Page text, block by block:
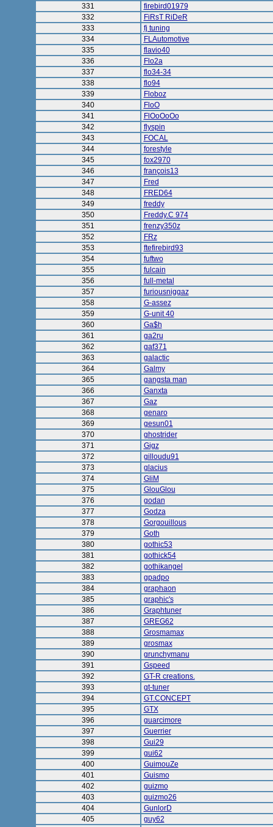
331
firebird01979
332
FiRsT RiDeR
333
fj tuning
334
FLAutomotive
335
flavio40
336
Flo2a
337
flo34-34
338
flo94
339
Floboz
340
FloO
341
FlOoOoOo
342
flyspin
343
FOCAL
344
forestyle
345
fox2970
346
françois13
347
Fred
348
FRED64
349
freddy
350
Freddy.C 974
351
frenzy350z
352
FRz
353
ftefirebird93
354
fuftwo
355
fulcain
356
full-metal
357
furiousniggaz
358
G-assez
359
G-unit 40
360
Ga$h
361
ga2ru
362
gaf371
363
galactic
364
Galmy
365
gangsta man
366
Ganxta
367
Gaz
368
genaro
369
gesun01
370
ghostrider
371
Gigz
372
gilloudu91
373
glacius
374
GliM
375
GlouGlou
376
godan
377
Godza
378
Gorgouillous
379
Goth
380
gothic53
381
gothick54
382
gothikangel
383
gpadpo
384
graphaon
385
graphic's
386
Graphtuner
387
GREG62
388
Grosmamax
389
grosmax
390
grunchymanu
391
Gspeed
392
GT-R creations.
393
gt-tuner
394
GT.CONCEPT
395
GTX
396
guarcimore
397
Guerrier
398
Gui29
399
gui62
400
GuimouZe
401
Guismo
402
guizmo
403
guizmo26
404
GunlorD
405
guy62